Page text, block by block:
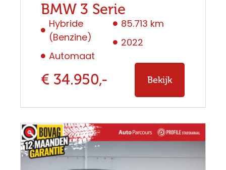
BMW 3 Serie
Hybride
(Benzine)
Automaat
85.713 km
2022
€ 34.950,- Bekijk